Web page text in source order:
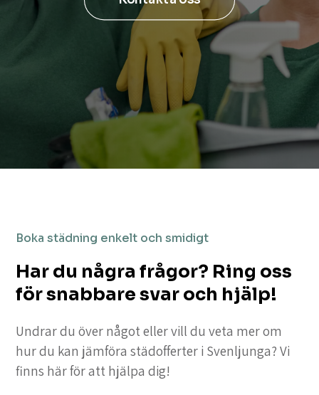
Boka städning enkelt och smidigt
Har du några frågor? Ring oss
för snabbare svar och hjälp!
Undrar du över något eller vill du veta mer om
hur du kan jämföra städofferter i Svenljunga? Vi
finns här för att hjälpa dig!